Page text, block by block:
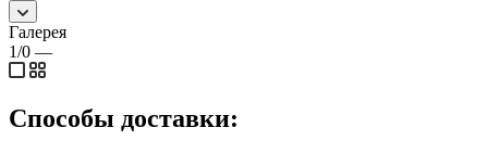
Галерея
1/0 —
Способы доставки: